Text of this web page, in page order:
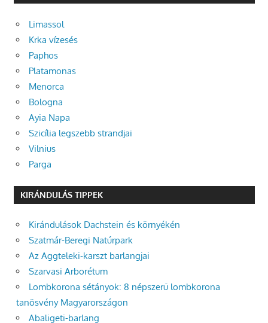
Limassol
Krka vízesés
Paphos
Platamonas
Menorca
Bologna
Ayia Napa
Szicília legszebb strandjai
Vilnius
Parga
KIRÁNDULÁS TIPPEK
Kirándulások Dachstein és környékén
Szatmár-Beregi Natúrpark
Az Aggteleki-karszt barlangjai
Szarvasi Arborétum
Lombkorona sétányok: 8 népszerű lombkorona
tanösvény Magyarországon
Abaligeti-barlang